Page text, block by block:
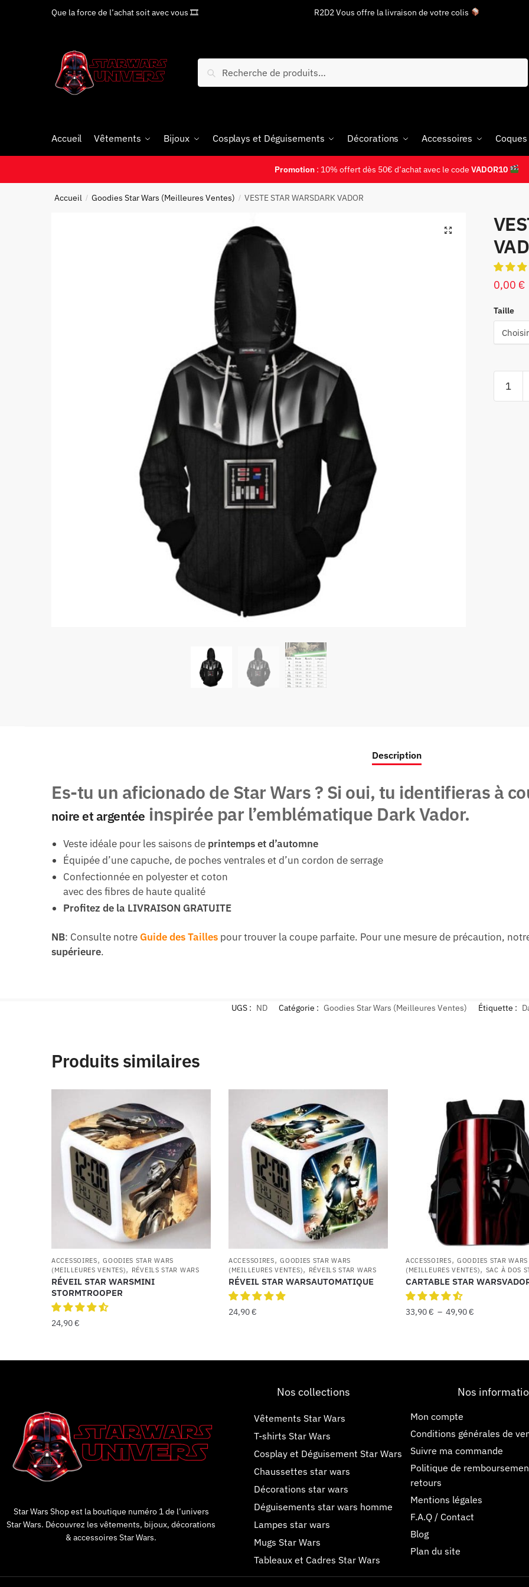
Que la force de l’achat soit avec vous 🎞 R2D2 Vous offre la livraison de votre colis
Recherche
Accueil Vêtements Bijoux Cosplays et Déguisements Décorations Accessoires Coques
Promotion : 10% offert dès 50€ d’achat avec le codeVADOR10
Accueil / Goodies Star Wars (Meilleures Ventes) / VESTE STAR WARSDARK VADOR
0,00 €
Taille
Description
Es-tu un aficionado de Star Wars ? Si oui, tu identifieras à
noire et argentée inspirée par l’emblématique Dark Vador.
Veste idéale pour les saisons de printemps et d’automne
Équipée d’une capuche, de poches ventrales et d’un cordon de serrage
Confectionnée en polyester et coton
avec des fibres de haute qualité
Profitez de la LIVRAISON GRATUITE
NB: Consulte notre Guide des Tailles pour trouver la coupe parfaite. Pour une mesure de précaution,
supérieure.
UGS : ND Catégorie : Goodies Star Wars (Meilleures Ventes) Étiquette :
Produits similaires
ACCESSOIRES,GOODIES STAR WARS
(MEILLEURES VENTES), RÉVEILS STAR WARS
RÉVEIL STAR WARSMINI
STORMTROOPER
24,90€
ACCESSOIRES,GOODIES STAR WARS
(MEILLEURES VENTES), RÉVEILS STAR WARS
RÉVEIL STAR WARSAUTOMATIQUE
24,90€
ACCESSOIRES,GOODIES STAR WARS
(MEILLEURES VENTES), SAC À DOS
CARTABLE STAR
33,90€ – 49,90€
Star Wars Shop est la boutique numéro 1 de l’univers
Star Wars. Découvrez les vêtements, bijoux, décorations
& accessoires Star Wars.
Nos collections
Vêtements Star Wars
T-shirts Star Wars
Cosplay et Déguisement Star Wars
Chaussettes star wars
Décorations star wars
Déguisements star wars homme
Lampes star wars
Mugs Star Wars
Tableaux et Cadres Star Wars
Nos
Mon compte
Conditions générales de
Suivre ma commande
Politique de
retours
Mentions légales
F.A.Q / Contact
Blog
Plan du site